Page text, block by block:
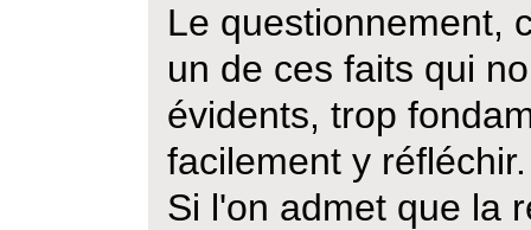
Le questionnement,
un de ces faits qui
évidents, trop
facilement y réfléchir.
Si l'on admet que la